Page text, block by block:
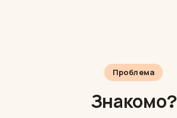
Проблема
Знакомо?